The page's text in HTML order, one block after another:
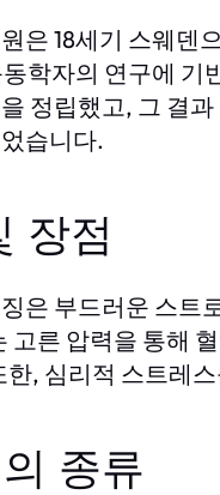
은 18세기 스웨덴
학자의 연구에
정립했고, 그 결
습니다.
장점
은 부드러운 스트
고른 압력을 통해
, 심리적 스트레
종류